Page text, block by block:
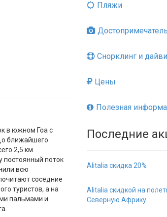
в южном Гоа с
ближайшего
2,5 км.
постоянный поток
всю
соседние
туристов, а на
пальмами и
Пляжи
Снорклинг и
Цены
Полезная
Последние
Alitalia скидка 20%
Alitalia скидкой на
Северную Африку